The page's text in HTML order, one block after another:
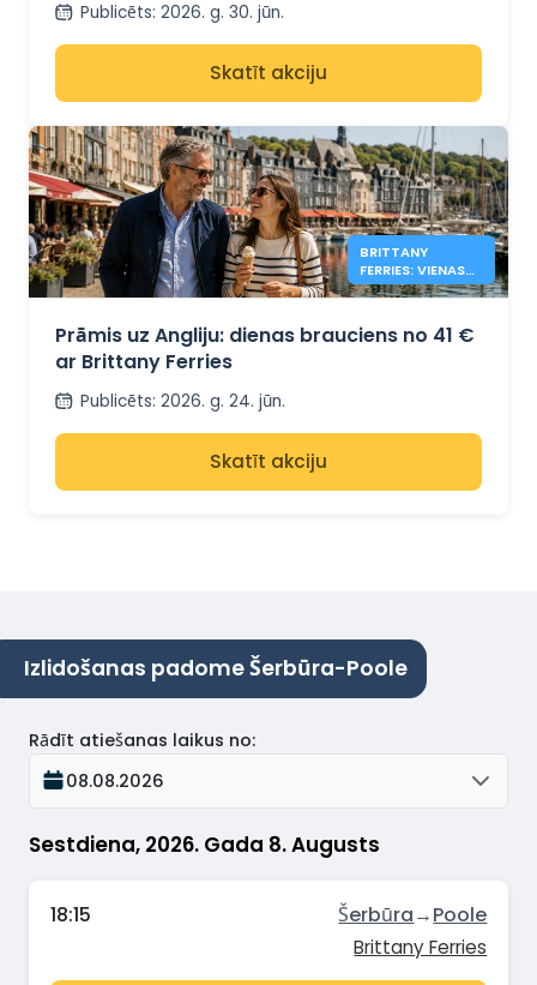
Publicēts: 2026. g. 30. jūn.
Skatīt akciju
BRITTANY
FERRIES: VIENAS
DIENAS
ANGLIJU NO 41€
Prāmis uz Angliju: dienas brauciens no 41 €
ar Brittany Ferries
Publicēts: 2026. g. 24. jūn.
Skatīt akciju
Izlidošanas padome Šerbūra-Poole
Sestdiena, 2026. Gada 8. Augusts
Rādīt atiešanas laikus no:
08.08.2026
18:15 Šerbūra→Poole
Brittany Ferries